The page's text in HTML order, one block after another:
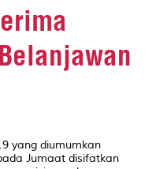
yang diumumkan
Jumaat disifatkan